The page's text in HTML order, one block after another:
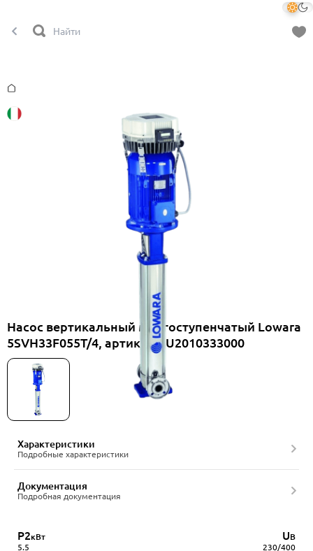
Насос вертикальный многоступенчатый Lowara
5SVH33F055T/4, артикул RU2010333000
Характеристики
Подробные характеристики
Документация
Подробная документация
P2кВт
5.5
UВ
230/400